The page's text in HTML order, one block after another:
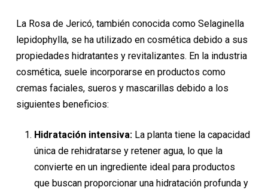
original
era:
3,50€.
actual
es:
3,15€.
La Rosa de Jericó, también conocida como Selaginella
lepidophylla, se ha utilizado en cosmética debido a sus
propiedades hidratantes y revitalizantes. En la industria
cosmética, suele incorporarse en productos como
cremas faciales, sueros y mascarillas debido a los
siguientes beneficios:
Hidratación intensiva:La planta tiene la capacidad
única de rehidratarse y retener agua, lo que la
convierte en un ingrediente ideal para productos
que buscan proporcionar una hidratación profunda y